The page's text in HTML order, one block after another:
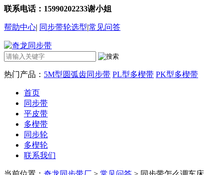
联系电话：15990202233谢小姐
帮助中心| 同步带轮选型|常见问答
热门产品： 5M型圆弧齿同步带 PL型多楔带 PK型多楔带
首页
同步带
平皮带
多楔带
同步轮
多楔轮
联系我们